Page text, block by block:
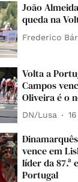
João
queda na
Frederico
Volta a
Campos
Oliveira é o
DN/Lusa
vence em
líder da 87.ª
Portugal